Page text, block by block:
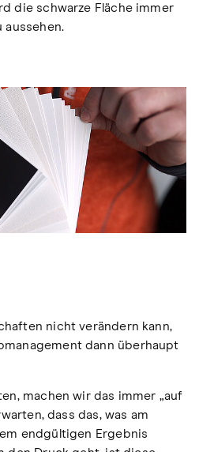
die schwarze Fläche immer
aussehen.
nicht verändern kann,
dann überhaupt
machen wir das immer „auf
dass das, was am
endgültigen Ergebnis